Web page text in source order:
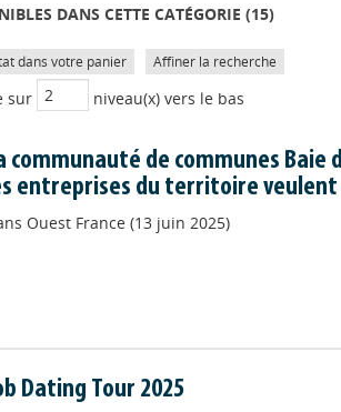
DANS CETTE CATÉGORIE (15)
dans votre panier Affiner la recherche
sur niveau(x) vers le bas
communauté de communes Baie
entreprises du territoire veulent
Ouest France (13 juin 2025)
Dating Tour 2025